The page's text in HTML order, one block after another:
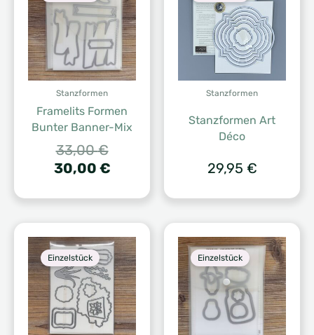
Stanzformen
Framelits Formen
Bunter Banner-Mix
33,00€Ursprünglicher
Preis
33,00 €
30,00 €Aktueller
ist:
30,00 €.
Stanzformen
Stanzformen Art
Déco
29,95 €
Einzelstück Einzelstück